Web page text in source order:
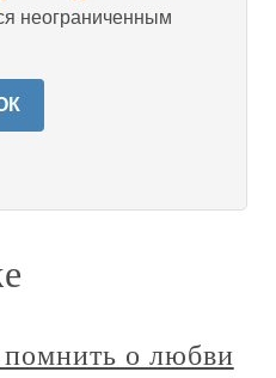
неограниченным
о любви